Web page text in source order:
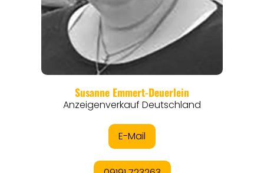
REGIONEN
ORTE